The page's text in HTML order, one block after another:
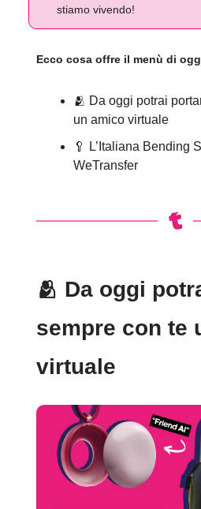
stiamo vivendo!
Ecco cosa offre il menù di
🫂 Da oggi potrai
un amico virtuale
🥄 L’Italiana Bending
WeTransfer
🫂 Da oggi
sempre con te
virtuale